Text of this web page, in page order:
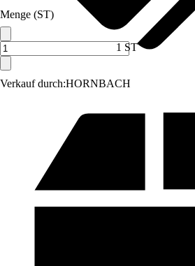
Verkauf durch:HORNBACH
Menge (ST)
1 ST